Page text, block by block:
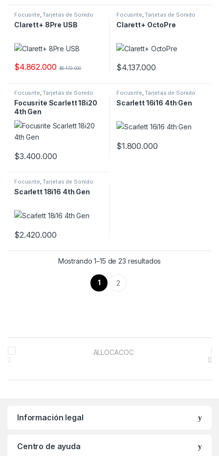
Focusrite,Tarjetas de Sonido
Clarett+ 8Pre USB
$4.862.000 $5.172.000
Focusrite,Tarjetas de Sonido
Clarett+ OctoPre
$4.137.000
Focusrite,Tarjetas de Sonido
Focusrite Scarlett 18i20
4th Gen
$3.400.000
Focusrite,Tarjetas de Sonido
Scarlett 16i16 4th Gen
$1.800.000
Focusrite,Tarjetas de Sonido
Scarlett 18i16 4th Gen
$2.420.000
Mostrando 1–15 de 23 resultados
1 2
Información legal
Centro de ayuda